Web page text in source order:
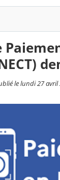
le lundi 27